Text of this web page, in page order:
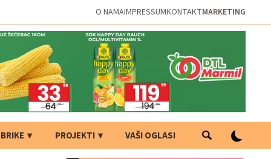
O NAMAIMPRESSUMKONTAKTMARKETING
PROJEKTI VAŠI OGLASI